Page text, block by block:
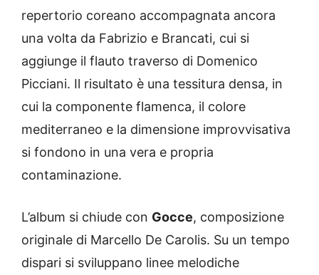
repertorio coreano accompagnata ancora
una volta da Fabrizio e Brancati, cui si
aggiunge il flauto traverso di Domenico
Picciani. Il risultato è una tessitura densa, in
cui la componente flamenca, il colore
mediterraneo e la dimensione improvvisativa
si fondono in una vera e propria
contaminazione.
L’album si chiude con Gocce, composizione
originale di Marcello De Carolis. Su un tempo
dispari si sviluppano linee melodiche